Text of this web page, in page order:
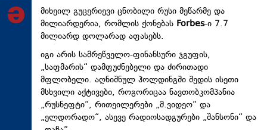
მიხეილ გუცერიევი ცნობილი რუსი მეწარმე და
მილიარდერია, რომლის ქონებას Forbes-ი 7.7
მილიარდ დოლარად აფასებს.
იგი არის სამრეწველო-ფინანსური ჯგუფის,
„საფმარის“ დამფუძნებელი და ძირითადი
მფლობელი. აღნიშნულ ჰოლდინგში შედის ისეთი
მსხვილი აქტივები, როგორიცაა ნავთობკომპანია
„რუსნეფტი“, რითეილერები „მ.ვიდეო“ და
„ელდორადო“, ასევე რადიოსადგურები „შანსონი“ და